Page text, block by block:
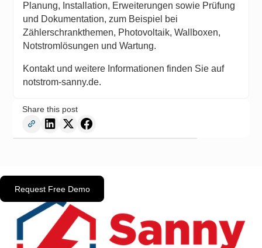
Planung, Installation, Erweiterungen sowie Prüfung
und Dokumentation, zum Beispiel bei
Zählerschrankthemen, Photovoltaik, Wallboxen,
Notstromlösungen und Wartung.
Kontakt und weitere Informationen finden Sie auf
notstrom-sanny.de.
Share this post
Request Free Demo